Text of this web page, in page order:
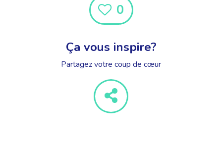
0
Ça vous inspire?
Partagez votre coup de cœur